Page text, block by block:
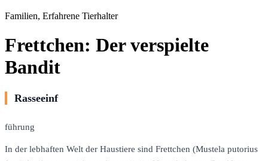
Familien, Erfahrene Tierhalter
Frettchen: Der verspielte
Bandit
Rasseeinf
führung
In der lebhaften Welt der Haustiere sind Frettchen (Mustela putorius